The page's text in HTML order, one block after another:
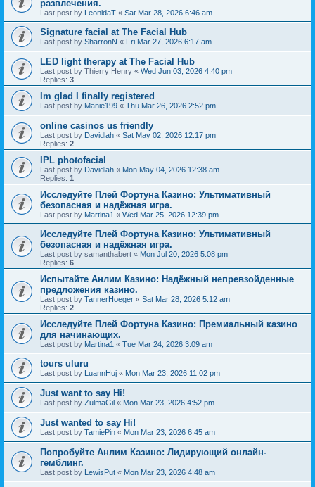
развлечения.
Last post by LeonidaT « Sat Mar 28, 2026 6:46 am
Signature facial at The Facial Hub
Last post by SharronN « Fri Mar 27, 2026 6:17 am
LED light therapy at The Facial Hub
Last post by Thierry Henry « Wed Jun 03, 2026 4:40 pm
Replies: 3
Im glad I finally registered
Last post by Manie199 « Thu Mar 26, 2026 2:52 pm
online casinos us friendly
Last post by Davidlah « Sat May 02, 2026 12:17 pm
Replies: 2
IPL photofacial
Last post by Davidlah « Mon May 04, 2026 12:38 am
Replies: 1
Исследуйте Плей Фортуна Казино: Ультимативный
безопасная и надёжная игра.
Last post by Martina1 « Wed Mar 25, 2026 12:39 pm
Исследуйте Плей Фортуна Казино: Ультимативный
безопасная и надёжная игра.
Last post by samanthabert « Mon Jul 20, 2026 5:08 pm
Replies: 6
Испытайте Анлим Казино: Надёжный непревзойденные
предложения казино.
Last post by TannerHoeger « Sat Mar 28, 2026 5:12 am
Replies: 2
Исследуйте Плей Фортуна Казино: Премиальный казино
для начинающих.
Last post by Martina1 « Tue Mar 24, 2026 3:09 am
tours uluru
Last post by LuannHuj « Mon Mar 23, 2026 11:02 pm
Just want to say Hi!
Last post by ZulmaGil « Mon Mar 23, 2026 4:52 pm
Just wanted to say Hi!
Last post by TamiePin « Mon Mar 23, 2026 6:45 am
Попробуйте Анлим Казино: Лидирующий онлайн-
гемблинг.
Last post by LewisPut « Mon Mar 23, 2026 4:48 am